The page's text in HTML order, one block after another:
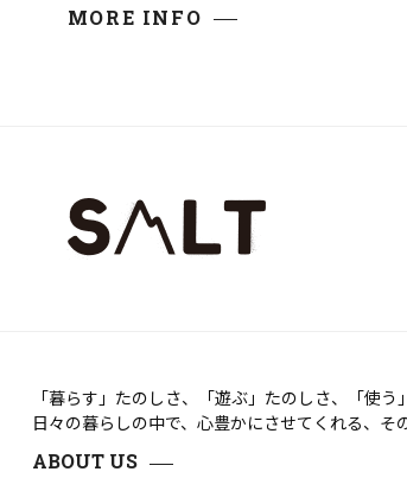
MORE INFO
「暮らす」たのしさ、「遊ぶ」たのしさ、「使
日々の暮らしの中で、心豊かにさせてくれる、そ
ABOUT US